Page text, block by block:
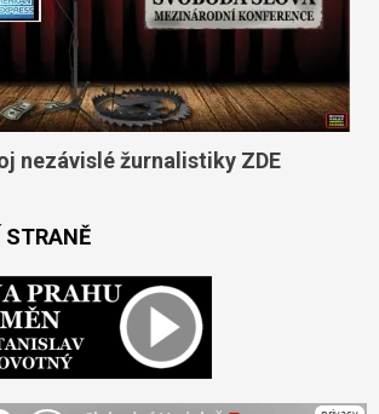
nezávislé žurnalistiky ZDE
STRANĚ